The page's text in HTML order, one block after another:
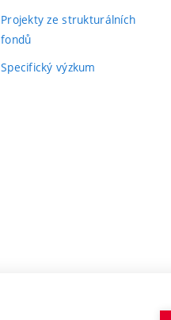
Projekty ze strukturálních
fondů
Specifický výzkum